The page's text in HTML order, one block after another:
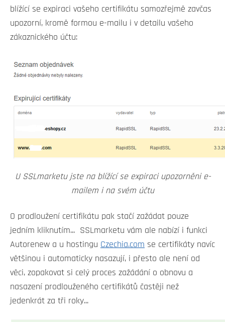
blížící se expiraci vašeho certifikátu samozřejmě zavčas
upozorní, kromě formou e-mailu i v detailu vašeho
zákaznického účtu:
U SSLmarketu jste na blížící se expiraci upozorněni e-
mailem i na svém účtu
O prodloužení certifikátu pak stačí zažádat pouze
jedním kliknutím... SSLmarketu vám ale nabízí i funkci
Autorenew a u hostingu Czechia.com se certifikáty navíc
většinou i automaticky nasazují, i přesto ale není od
věci, zopakovat si celý proces zažádání o obnovu a
nasazení prodlouženého certifikátů častěji než
jedenkrát za tři roky...